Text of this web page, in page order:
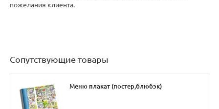
пожелания клиента.
Сопутствующие товары
Меню плакат (постер,блюбэк)